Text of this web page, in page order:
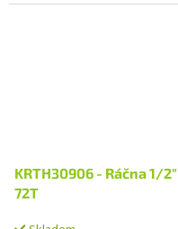
KRTH30906 - Ráčna 1/2"
72T